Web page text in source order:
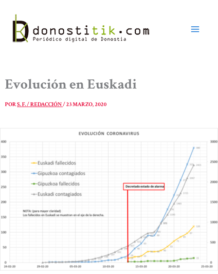
contenido
Evolución en Euskadi
PORS. F. / REDACCIÓN/23 MARZO, 2020